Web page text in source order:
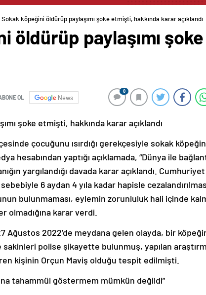
Sokak köpeğini öldürüp paylaşımı şoke etmişti, hakkında karar açıklandı
öldürüp paylaşımı
OL News
0
şoke etmişti, hakkında karar açıklandı
çocuğunu ısırdığı gerekçesiyle sokak
hesabından yaptığı açıklamada, “Dünya ile
yargılandığı davada karar açıklandı. Cumhuriyet
6 aydan 4 yıla kadar hapisle
bulunmaması, eylemin zorunluluk hali içinde
olmadığına karar verdi.
Ağustos 2022’de meydana gelen olayda, bir
polise şikayette bulunmuş, yapılan
kişinin Orçun Maviş olduğu tespit edilmişti.
tahammül göstermem mümkün değildi”